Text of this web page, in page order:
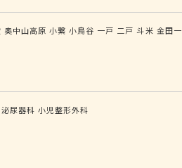
奥中山高原 小繋 小鳥谷 一戸 二戸 斗米 金田
尿器科 小児整形外科